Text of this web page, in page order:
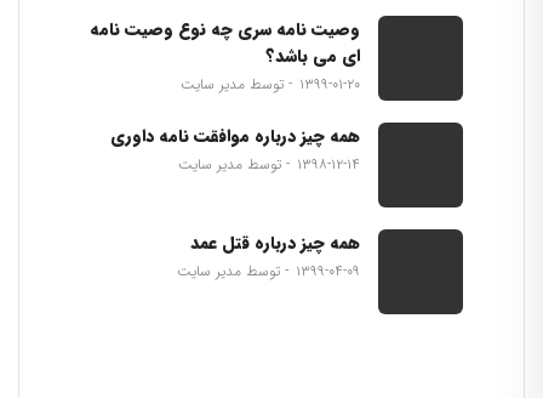
وصیت نامه سری چه نوع وصیت نامه
ای می باشد؟
۱۳۹۹-۰۱-۲۰ توسط مدیر سایت
همه چیز درباره موافقت نامه داوری
۱۳۹۸-۱۲-۱۴ توسط مدیر سایت
همه چیز درباره قتل عمد
۱۳۹۹-۰۴-۰۹ توسط مدیر سایت